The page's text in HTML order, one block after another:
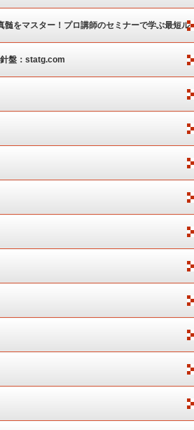
髄をマスター！プロ講師のセミナーで学ぶ最短ル
盤：statg.com